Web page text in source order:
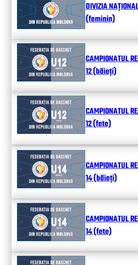
DIVIZIA
(feminin)
CAMPIONATUL
12 (băieți)
CAMPIONATUL
12 (fete)
CAMPIONATUL
14 (băieți)
CAMPIONATUL
14 (fete)